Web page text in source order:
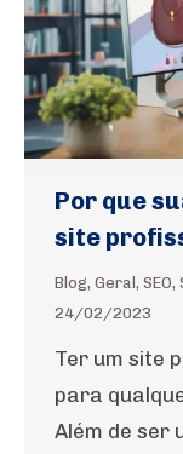
Por que
site
Blog, Geral , SEO,
24/02/2023
Ter um site
para
Além de ser